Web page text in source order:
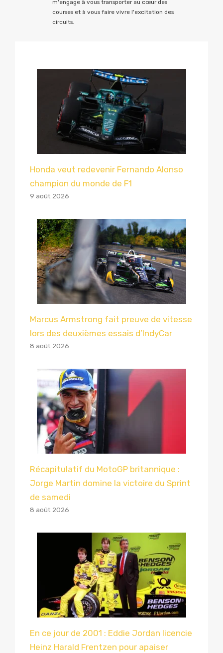
m'engage à vous transporter au cœur des
courses et à vous faire vivre l'excitation des
circuits.
Honda veut redevenir Fernando Alonso
champion du monde de F1
9 août 2026
Marcus Armstrong fait preuve de vitesse
lors des deuxièmes essais d’IndyCar
8 août 2026
Récapitulatif du MotoGP britannique :
Jorge Martin domine la victoire du Sprint
de samedi
8 août 2026
En ce jour de 2001 : Eddie Jordan licencie
Heinz Harald Frentzen pour apaiser